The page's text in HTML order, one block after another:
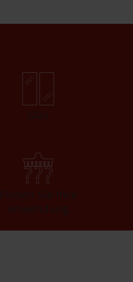
Glas
Finden Sie Ihre
Anwendung